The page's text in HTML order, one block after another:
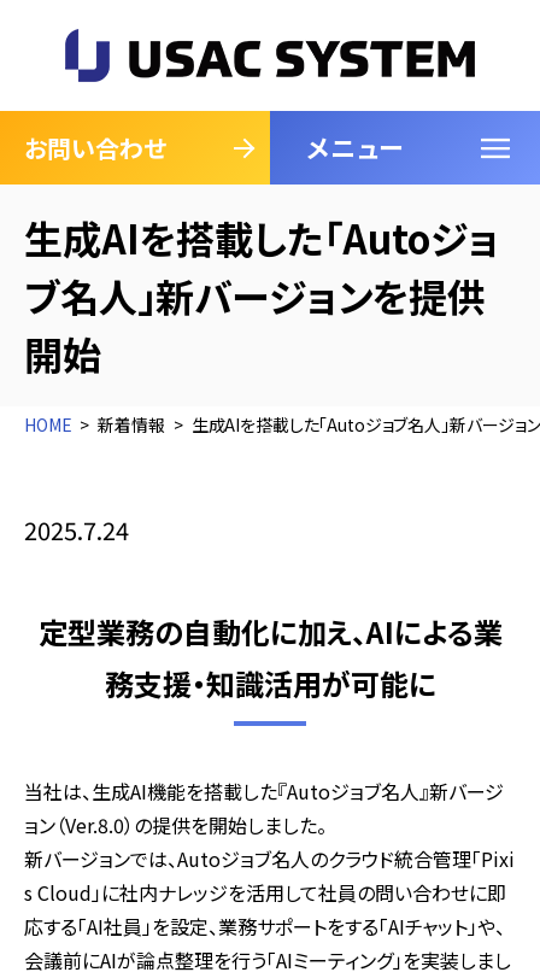
お問い合わせ メニュー
閉じる
生成AIを搭載した「Autoジョ
ブ名人」新バージョンを提供
開始
HOME 新着情報 生成AIを搭載した「Autoジョブ名人」新バージョ
2025.7.24
定型業務の自動化に加え、AIによる業
務支援・知識活用が可能に
当社は、生成AI機能を搭載した『Autoジョブ名人』新バージ
ョン（Ver.8.0）の提供を開始しました。
新バージョンでは、Autoジョブ名人のクラウド統合管理「Pixi
s Cloud」に社内ナレッジを活用して社員の問い合わせに即
応する「AI社員」を設定、業務サポートをする「AIチャット」や、
会議前にAIが論点整理を行う「AIミーティング」を実装しまし